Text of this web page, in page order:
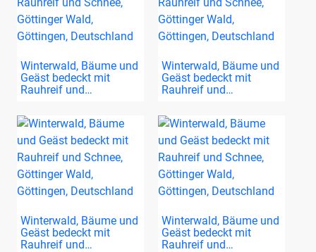
Winterwald, Bäume und
Geäst bedeckt mit
Rauhreif und…
Winterwald, Bäume und
Geäst bedeckt mit
Rauhreif und…
Winterwald, Bäume und
Geäst bedeckt mit
Rauhreif und…
Winterwald, Bäume und
Geäst bedeckt mit
Rauhreif und…